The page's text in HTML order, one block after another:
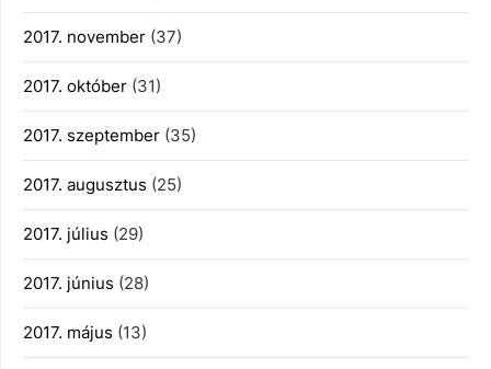
2017. november (37)
2017. október (31)
2017. szeptember (35)
2017. augusztus (25)
2017. július (29)
2017. június (28)
2017. május (13)